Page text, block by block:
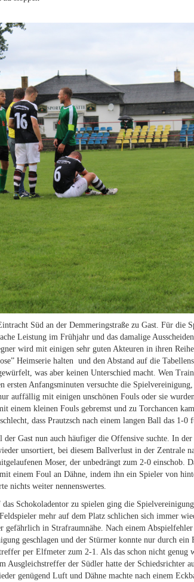
Süd an der Demmeringstraße zu Gast. Für die
Leistung im Frühjahr und das damalige
wird mit einigen sehr guten Akteuren in ihren
Heimserie halten und den Abstand auf die
was aber keinen Unterschied macht. Wen
ersten Anfangsminuten versuchte die
auffällig mit einigen unschönen Fouls oder sie
einem kleinen Fouls gebremst und zu Torchancen
dass Prautzsch nach einem langen Ball das 1-0
Gast nun auch häufiger die Offensive suchte. In
unsortiert, bei diesem Ballverlust in der Zentrale
Moser, der unbedrängt zum 2-0 einschob.
einem Foul an Dähne, indem ihn ein Spieler von
nichts weiter nennenswertes.
Schokoladentor zu spielen ging die
mehr auf dem Platz schlichen sich immer
gefährlich in Strafraumnähe. Nach einem
geschlagen und der Stürmer konnte nur durch ein
per Elfmeter zum 2-1. Als das schon nicht genug
der Südler hatte der Schiedsrichter
genügend Luft und Dähne machte nach einem